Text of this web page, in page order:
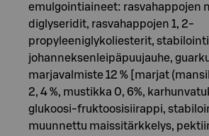
emulgointiaineet: rasvahappojen
diglyseridit, rasvahappojen 1, 2-
propyleeniglykoliesterit,
johanneksenleipäpuujauhe,
marjavalmiste 12 % [marjat
2, 4 %, mustikka 0, 6%,
glukoosi-fruktoosisiirappi,
muunnettu maissitärkkelys,